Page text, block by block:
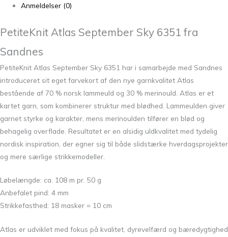
Anmeldelser (0)
PetiteKnit Atlas September Sky 6351 fra
Sandnes
PetiteKnit Atlas September Sky 6351 har i samarbejde med Sandnes
introduceret sit eget farvekort af den nye garnkvalitet Atlas
bestående af 70 % norsk lammeuld og 30 % merinould. Atlas er et
kartet garn, som kombinerer struktur med blødhed. Lammeulden giver
garnet styrke og karakter, mens merinoulden tilfører en blød og
behagelig overflade. Resultatet er en alsidig uldkvalitet med tydelig
nordisk inspiration, der egner sig til både slidstærke hverdagsprojekter
og mere særlige strikkemodeller.
Løbelængde: ca. 108 m pr. 50 g
Anbefalet pind: 4 mm
Strikkefasthed: 18 masker = 10 cm
Atlas er udviklet med fokus på kvalitet, dyrevelfærd og bæredygtighed